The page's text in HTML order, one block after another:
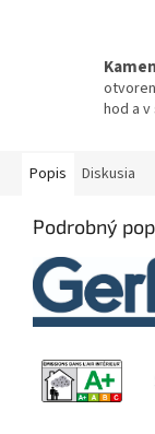
hod a
Popis Diskusia
Podrobný